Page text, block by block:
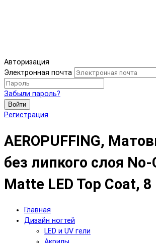
Авторизация
Электронная почта
Забыли пароль?
Войти
Регистрация
AEROPUFFING,
без липкого слоя
Matte LED Top Coat,
Главная
Дизайн ногтей
LED и UV гели